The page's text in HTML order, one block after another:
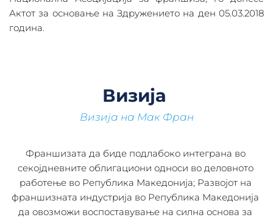
Актот за основање на Здружението на ден 05.03.2018
година.
Визија
Визија на Мак Фран
Франшизата да биде подлабоко интеграна во
секојдневните облигациони односи во деловното
работење во Република Македонија; Развојот на
франшизната индустрија во Република Македонија
да овозможи воспоставување на силна основа за